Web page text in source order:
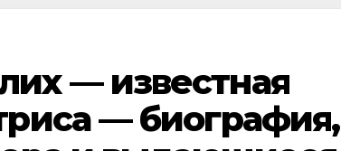
— известная
— биография,